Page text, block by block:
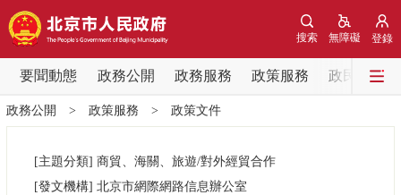
登錄
無障礙
搜索
要聞動態 政務公開 政務服務 政策服務 政民互動
要聞動態
黨中央精神 國務院資訊
北京要聞 會議資訊
政務公開 > 政策服務 > 政策文件
[主題分類] 商貿、海關、旅遊/對外經貿合作
[發文機構] 北京市網際網路信息辦公室